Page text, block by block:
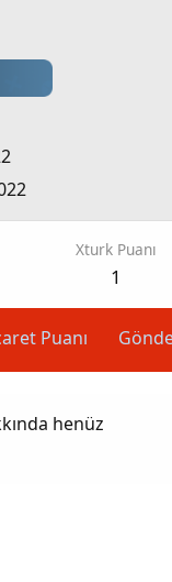
Xturk Puanı
1
Puanı
henüz